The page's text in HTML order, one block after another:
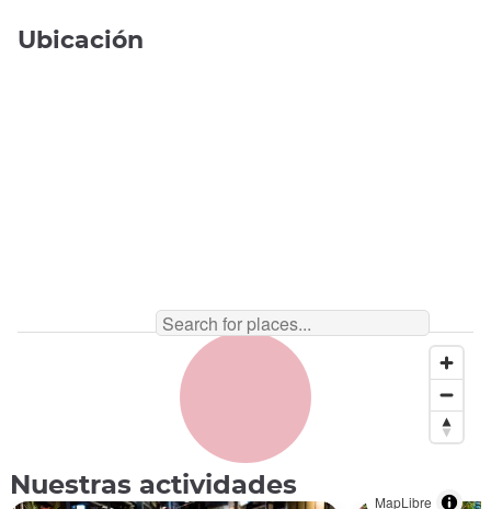
Kioto en bicicleta ©️ coffeekai/pixta
Ubicación
MapLibre
Nuestras actividades